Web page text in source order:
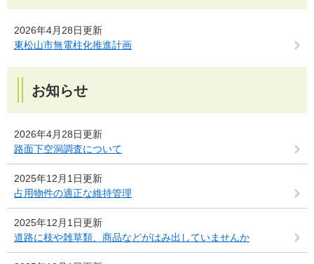
2026年4月28日更新
東松山市無電柱化推進計画
お知らせ
2026年4月28日更新
路面下空洞調査について
2025年12月1日更新
占用物件の適正な維持管理
2025年12月1日更新
道路に枝や雑草類、商品などがはみ出していませんか